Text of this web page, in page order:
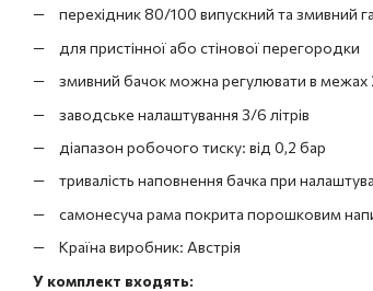
перехідник 80/100 випускний та змивний
для пристінної або стінової перегородки
змивний бачок можна регулювати в межах
заводське налаштування 3/6 літрів
діапазон робочого тиску: від 0,2 бар
тривалість наповнення бачка при
самонесуча рама покрита порошковим
Країна виробник: Австрія
У комплект входять: